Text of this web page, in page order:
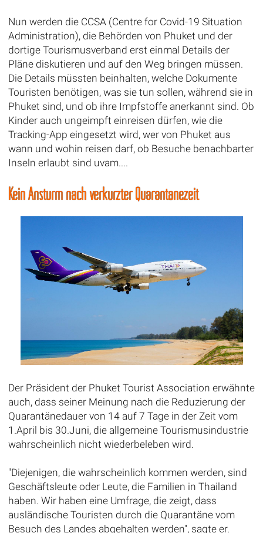
Nun werden die CCSA (Centre for Covid-19 Situation
Administration), die Behörden von Phuket und der
dortige Tourismusverband erst einmal Details der
Pläne diskutieren und auf den Weg bringen müssen.
Die Details müssten beinhalten, welche Dokumente
Touristen benötigen, was sie tun sollen, während sie in
Phuket sind, und ob ihre Impfstoffe anerkannt sind. Ob
Kinder auch ungeimpft einreisen dürfen, wie die
Tracking-App eingesetzt wird, wer von Phuket aus
wann und wohin reisen darf, ob Besuche benachbarter
Inseln erlaubt sind uvam....
Kein Ansturm nach verkürzter Quarantänezeit
Der Präsident der Phuket Tourist Association erwähnte
auch, dass seiner Meinung nach die Reduzierung der
Quarantänedauer von 14 auf 7 Tage in der Zeit vom
1.April bis 30.Juni, die allgemeine Tourismusindustrie
wahrscheinlich nicht wiederbeleben wird.
"Diejenigen, die wahrscheinlich kommen werden, sind
Geschäftsleute oder Leute, die Familien in Thailand
haben. Wir haben eine Umfrage, die zeigt, dass
ausländische Touristen durch die Quarantäne vom
Besuch des Landes abgehalten werden", sagte er.